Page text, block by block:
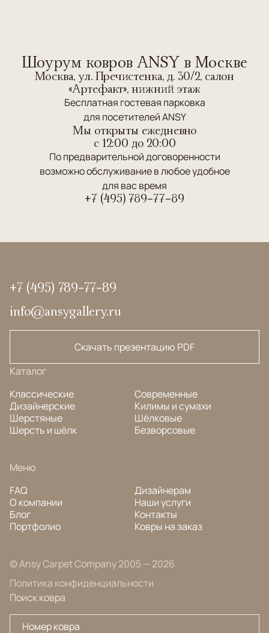
Шоурум ковров ANSY в Москве
Москва, ул. Пречистенка, д. 30/2, салон
«Артефакт», нижний этаж
Бесплатная гостевая парковка
для посетителей ANSY
Мы открыты ежедневно
c 12:00 до 20:00
По предварительной договоренности
возможно обслуживание в любое удобное
для вас время
+7 (495) 789-77-89
+7 (495) 789-77-89
info@ansygallery.ru
Скачать презентацию PDF
Каталог
Классические
Дизайнерские
Шерстяные
Шерсть и шёлк
Современные
Килимы и сумахи
Шёлковые
Безворсовые
Меню
FAQ
О компании
Блог
Портфолио
Дизайнерам
Наши услуги
Контакты
Ковры на заказ
© Ansy Carpet Company 2005 — 2026
Политика конфиденциальности
Поиск ковра